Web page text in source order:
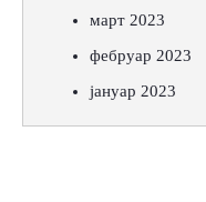
март 2023
фебруар 2023
јануар 2023